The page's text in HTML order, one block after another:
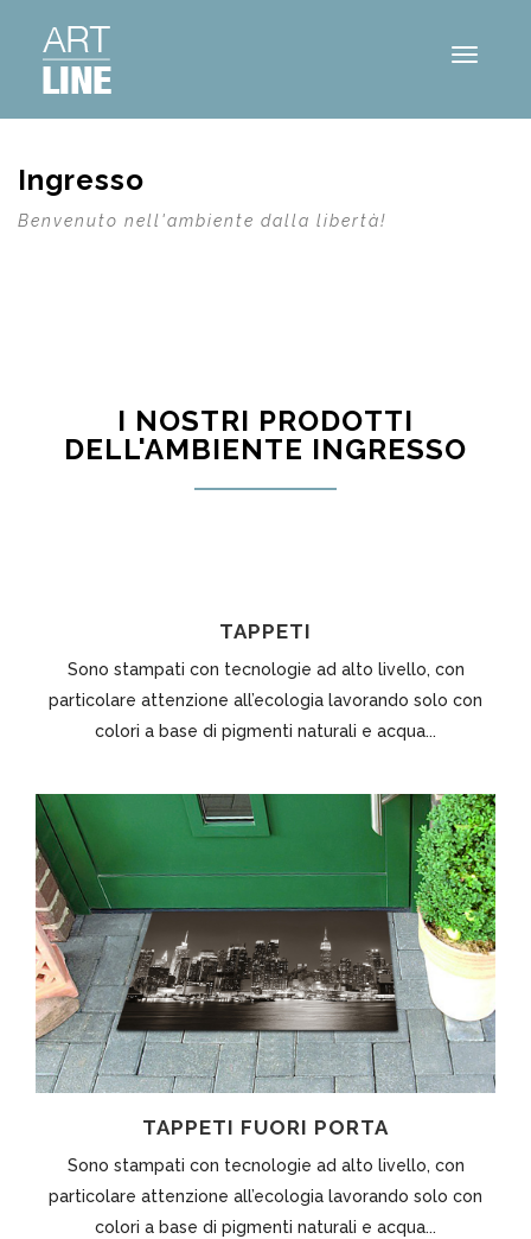
Menu
Ingresso
Benvenuto nell'ambiente dalla libertà!
I NOSTRI PRODOTTI
DELL'AMBIENTE INGRESSO
TAPPETI
Sono stampati con tecnologie ad alto livello, con
particolare attenzione all’ecologia lavorando solo con
colori a base di pigmenti naturali e acqua...
TAPPETI FUORI PORTA
Sono stampati con tecnologie ad alto livello, con
particolare attenzione all’ecologia lavorando solo con
colori a base di pigmenti naturali e acqua...